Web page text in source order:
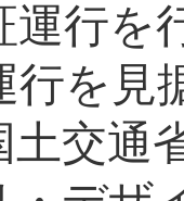
行を
行を見
土交通